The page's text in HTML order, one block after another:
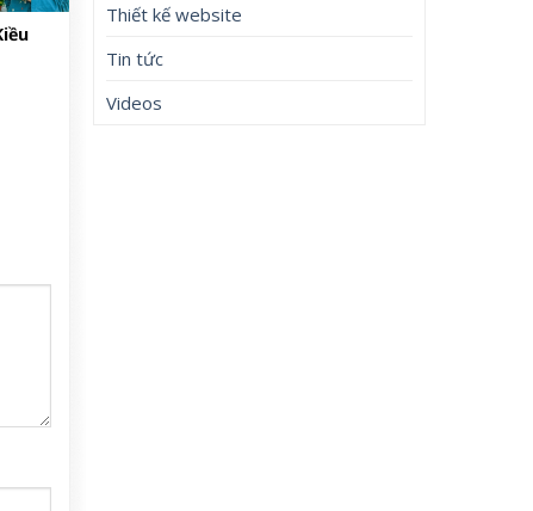
Thiết kế website
Tin tức
Videos